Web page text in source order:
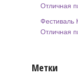
Отличная
Фестиваль
Отличная
Метки